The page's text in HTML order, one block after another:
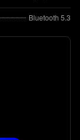
Bluetooth 5.3